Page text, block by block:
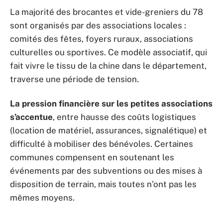
La majorité des brocantes et vide-greniers du 78
sont organisés par des associations locales :
comités des fêtes, foyers ruraux, associations
culturelles ou sportives. Ce modèle associatif, qui
fait vivre le tissu de la chine dans le département,
traverse une période de tension.
La pression financière sur les petites associations
s’accentue, entre hausse des coûts logistiques
(location de matériel, assurances, signalétique) et
difficulté à mobiliser des bénévoles. Certaines
communes compensent en soutenant les
événements par des subventions ou des mises à
disposition de terrain, mais toutes n’ont pas les
mêmes moyens.